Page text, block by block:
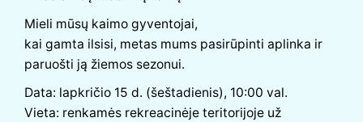
Mieli mūsų kaimo gyventojai,
kai gamta ilsisi, metas mums pasirūpinti aplinka ir
paruošti ją žiemos sezonui.
Data: lapkričio 15 d. (šeštadienis), 10:00 val.
Vieta: renkamės rekreacinėje teritorijoje už